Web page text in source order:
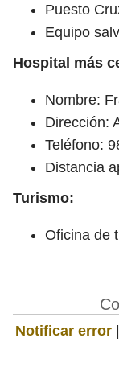
Puesto
Equipo
Hospital más
Nombre:
Dirección:
Teléfono:
Distancia
Turismo:
Oficina de
Notificar error |